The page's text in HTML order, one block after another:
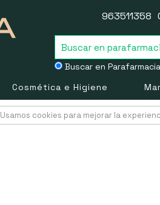
Buscar en Parafarmacia
963511358
Cosmética e Higiene
Usamos cookies para mejorar la